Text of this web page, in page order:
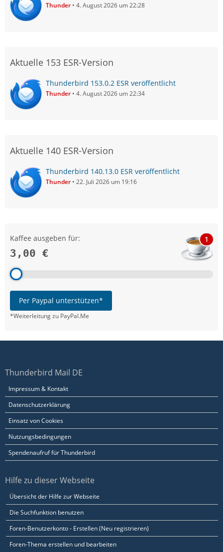
Thunder 4. August 2026 um 22:28
Aktuelle 153 ESR-Version
Thunderbird 153.0.2 ESR veröffentlicht
Thunder 4. August 2026 um 22:34
Aktuelle 140 ESR-Version
Thunderbird 140.13.0 ESR veröffentlicht
Thunder 22. Juli 2026 um 19:16
Kaffee ausgeben für:
3,00 €
1
Per Paypal unterstützen*
*Weiterleitung zu PayPal.Me
Thunderbird Mail DE
Impressum & Kontakt
Datenschutzerklärung
Einsatz von Cookies
Nutzungsbedingungen
Spendenaufruf für Thunderbird
Hilfe zu dieser Webseite
Übersicht der Hilfe zur Webseite
Die Suchfunktion benutzen
Foren-Benutzerkonto - Erstellen (Neu registrieren)
Foren-Thema erstellen und bearbeiten